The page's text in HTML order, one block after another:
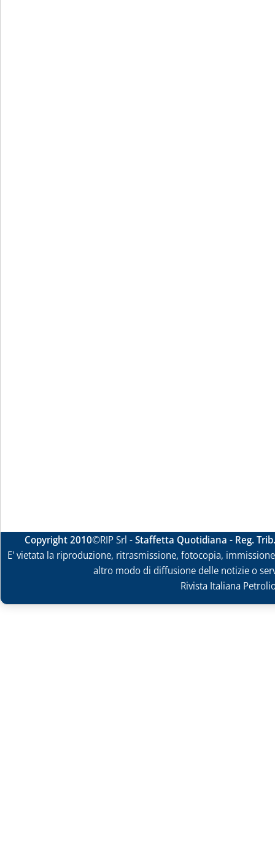
Copyright 2010©RIP Srl -Staffetta Quotidiana - Reg.
E' vietata la riproduzione, ritrasmissione, fotocopia,
altro modo di diffusione delle notizie o
Rivista Italiana